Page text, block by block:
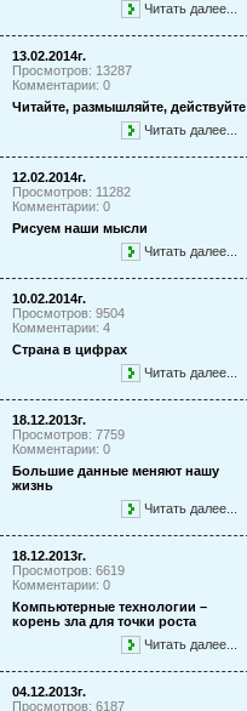
Читать далее...
13.02.2014г.
Просмотров: 13287
Комментарии: 0
Читайте, размышляйте, действуйте
Читать далее...
12.02.2014г.
Просмотров: 11282
Комментарии: 0
Рисуем наши мысли
Читать далее...
10.02.2014г.
Просмотров: 9504
Комментарии: 4
Страна в цифрах
Читать далее...
18.12.2013г.
Просмотров: 7759
Комментарии: 0
Большие данные меняют нашу
жизнь
Читать далее...
18.12.2013г.
Просмотров: 6619
Комментарии: 0
Компьютерные технологии –
корень зла для точки роста
Читать далее...
04.12.2013г.
Просмотров: 6187